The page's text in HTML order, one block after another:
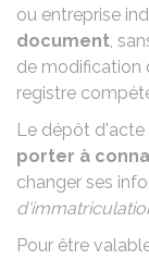
ou entreprise
document,
de modification
registre
Le dépôt d'acte
porter à
changer ses
Pour être